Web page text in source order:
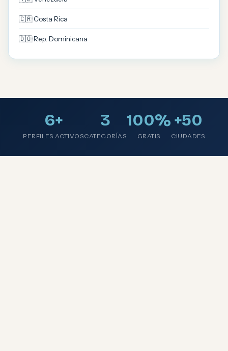
🇨🇷 Costa Rica
🇩🇴 Rep. Dominicana
6+
PERFILES ACTIVOS
3
CATEGORÍAS
100%
GRATIS
+50
CIUDADES